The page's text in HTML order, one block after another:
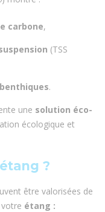
carbone,
(TSS
.
une solution éco-
écologique et
?
être valorisées de
étang :